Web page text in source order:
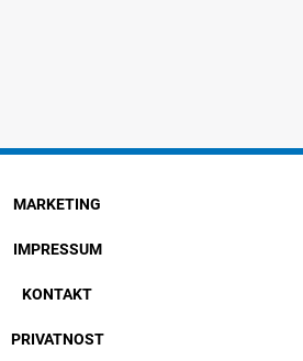
MARKETING
IMPRESSUM
KONTAKT
PRIVATNOST